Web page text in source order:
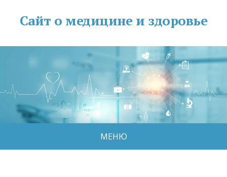
Сайт о медицине и здоровье
МЕНЮ